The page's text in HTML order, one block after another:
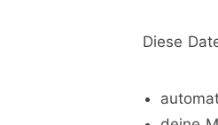
Diese